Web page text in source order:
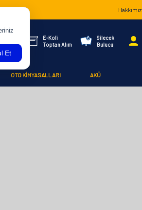
E-Koli
Toptan Alım
Silecek
Bulucu
OTO KİMYASALLARI AKÜ